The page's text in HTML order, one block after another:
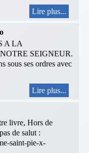
Lire plus...
A LA
SEIGNEUR.
sous ses ordres avec
Lire plus...
livre, Hors de
de salut :
saint-pie-x-